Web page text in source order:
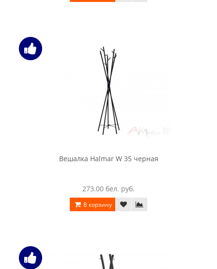
Вешалка Halmar W 35 черная
273.00 бел. руб.
В корзину